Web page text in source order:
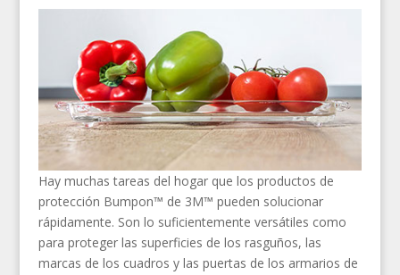
Hay muchas tareas del hogar que los productos de
protección Bumpon™ de 3M™ pueden solucionar
rápidamente. Son lo suficientemente versátiles como
para proteger las superficies de los rasguños, las
marcas de los cuadros y las puertas de los armarios de